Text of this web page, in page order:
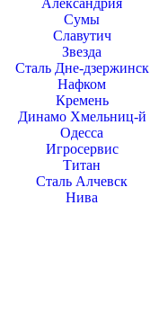
Сумы
Славутич
Звезда
Сталь Дне-дзержинск
Нафком
Кремень
Динамо Хмельниц-й
Одесса
Игросервис
Титан
Сталь Алчевск
Нива